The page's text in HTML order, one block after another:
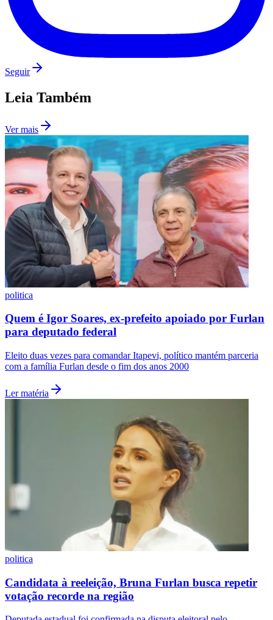
Botafogo
Grêmio
Seguir
Leia Também
Ver mais
politica
Quem é Igor Soares, ex-prefeito apoiado por Furlan
para deputado federal
Eleito duas vezes para comandar Itapevi, político mantém parceria
com a família Furlan desde o fim dos anos 2000
Ler matéria
politica
Candidata à reeleição, Bruna Furlan busca repetir
votação recorde na região